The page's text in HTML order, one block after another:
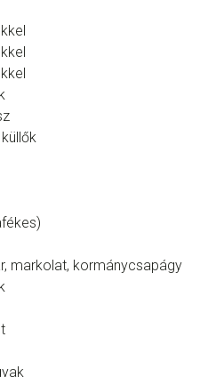
markolat, kormánycsapágy